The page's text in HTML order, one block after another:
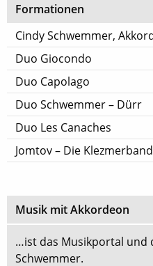
Formationen
Cindy Schwemmer,
Duo Giocondo
Duo Capolago
Duo Schwemmer – Dürr
Duo Les Canaches
Jomtov – Die Klezmerband
Musik mit Akkordeon
…ist das Musikportal und
Schwemmer.